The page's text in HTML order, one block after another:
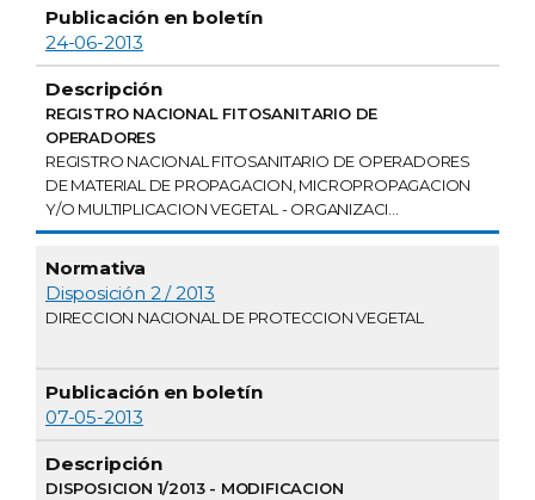
24-06-2013
REGISTRO NACIONAL FITOSANITARIO DE
OPERADORES
REGISTRO NACIONAL FITOSANITARIO DE OPERADORES
DE MATERIAL DE PROPAGACION, MICROPROPAGACION
Y/O MULTIPLICACION VEGETAL - ORGANIZACI...
Disposición 2 / 2013
DIRECCION NACIONAL DE PROTECCION VEGETAL
07-05-2013
DISPOSICION 1/2013 - MODIFICACION